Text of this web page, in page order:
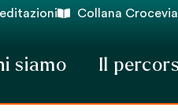
Collana Crocevia
siamo Il